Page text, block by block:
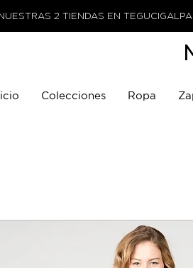
2 TIENDAS EN
Colecciones Ropa